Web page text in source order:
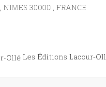
, NIMES 30000 , FRANCE
Les Éditions Lacour-